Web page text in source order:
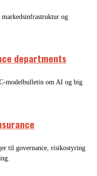
og
departments
modelbulletin om AI og big
til governance, risikostyring